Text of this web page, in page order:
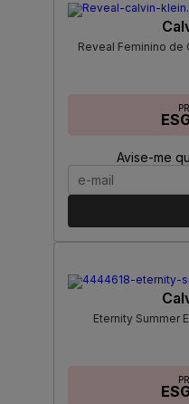
Reveal Feminino de
Avise-me
Eternity Summer